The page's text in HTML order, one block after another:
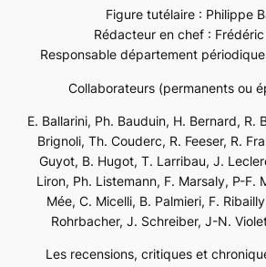
Figure tutélaire : Philippe
Rédacteur en chef :
Responsable département
Collaborateurs (permanents ou
E. Ballarini, Ph. Bauduin, H. Bernard, R.
Brignoli, Th. Couderc, R. Feeser, R.
Guyot, B. Hugot, T. Larribau, J.
Liron, Ph. Listemann, F. Marsaly, P-F.
Mée, C. Micelli, B. Palmieri, F.
Rohrbacher, J. Schreiber, J-N.
Les recensions, critiques et